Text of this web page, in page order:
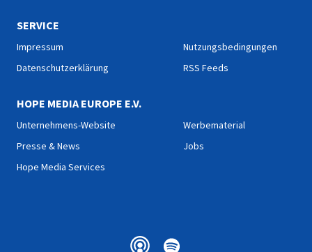
SERVICE
Impressum
Datenschutzerklärung
Nutzungsbedingungen
RSS Feeds
HOPE MEDIA EUROPE E.V.
Unternehmens-Website
Presse & News
Hope Media Services
Werbematerial
Jobs